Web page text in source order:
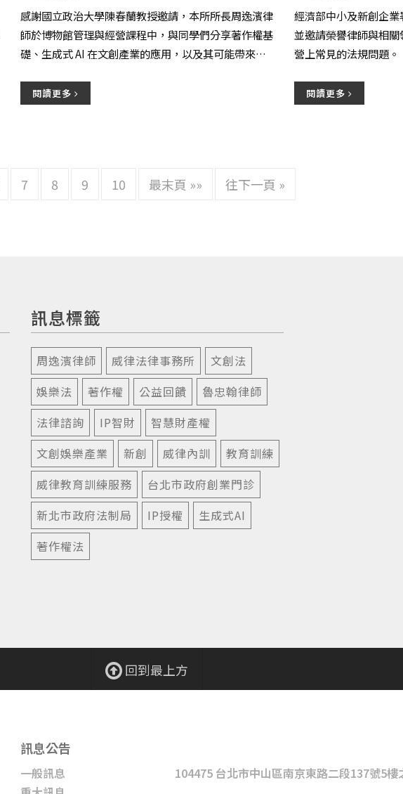
感謝國立政治大學陳春蘭教授邀請，本所所長周逸濱律
師於博物館管理與經營課程中，與同學們分享著作權基
礎、生成式 AI 在文創產業的應用，以及其可能帶來的
閱讀更多
經濟部中小及新創企業
並邀請榮譽律師與相
營上常見的法規問題。
閱讀更多
7 8 9 10 最末頁 »» 往下一頁 »
訊息標籤
周逸濱律師 威律法律事務所
文創法
娛樂法
著作權 公益回饋
魯忠翰律師
法律諮詢
IP智財
智慧財產權
文創娛樂產業
新創 威律內訓
教育訓練
威律教育訓練服務
台北市政府創業門診
新北市政府法制局
IP授權
生成式AI
著作權法
回到最上方
訊息公告
一般訊息
104475 台北市中山區南京東路二段137號5樓